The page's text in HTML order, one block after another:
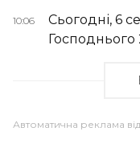
10:06
Сьогодні, 6
Господнього
Автоматична реклама